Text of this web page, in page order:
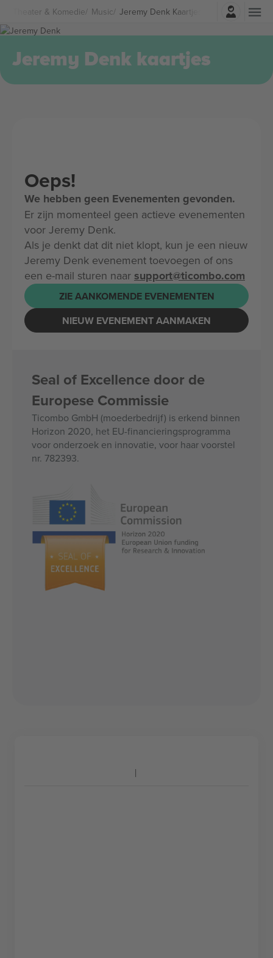
Theater & Komedie Music Jeremy Denk Kaartjes
Log in
Jeremy Denk kaartjes
Oeps!
We hebben geen Evenementen gevonden.
Er zijn momenteel geen actieve evenementen
voor Jeremy Denk.
Als je denkt dat dit niet klopt, kun je een nieuw
Jeremy Denk evenement toevoegen of ons
een e-mail sturen naar support@ticombo.com
ZIE AANKOMENDE EVENEMENTEN
NIEUW EVENEMENT AANMAKEN
Seal of Excellence door de
Europese Commissie
Ticombo GmbH (moederbedrijf) is erkend binnen
Horizon 2020, het EU-financieringsprogramma
voor onderzoek en innovatie, voor haar voorstel
nr. 782393.